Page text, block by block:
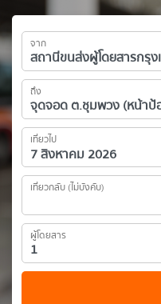
จาก
ถึง
เที่ยวไป
เที่ยวกลับ (ไม่บังคับ)
ผู้โดยสาร